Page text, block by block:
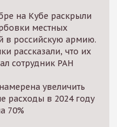
на Кубе раскрыли
местных
в российскую армию.
рассказали, что их
сотрудник РАН
увеличить
расходы в 2024 году
70%